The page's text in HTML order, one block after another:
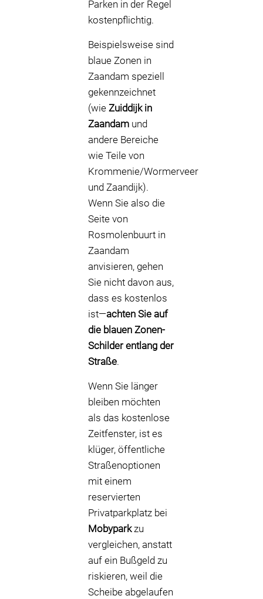
Parken in der Regel
kostenpflichtig.
Beispielsweise sind
blaue Zonen in
Zaandam speziell
gekennzeichnet
(wie Zuiddijk in
Zaandam und
andere Bereiche
wie Teile von
Krommenie/Wormerveer
und Zaandijk).
Wenn Sie also die
Seite von
Rosmolenbuurt in
Zaandam
anvisieren, gehen
Sie nicht davon aus,
dass es kostenlos
ist—achten Sie auf
die blauen Zonen-
Schilder entlang der
Straße.
Wenn Sie länger
bleiben möchten
als das kostenlose
Zeitfenster, ist es
klüger, öffentliche
Straßenoptionen
mit einem
reservierten
Privatparkplatz bei
Mobyparkzu
vergleichen, anstatt
auf ein Bußgeld zu
riskieren, weil die
Scheibe abgelaufen